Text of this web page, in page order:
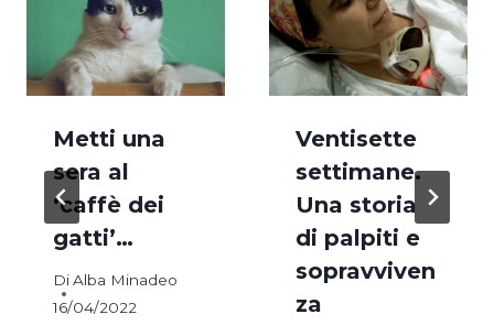
Metti una
sera al
‘caffè dei
gatti’…
DiAlba Minadeo
16/04/2022
Ventisette
settimane.
Una storia
di palpiti e
sopravviven
za